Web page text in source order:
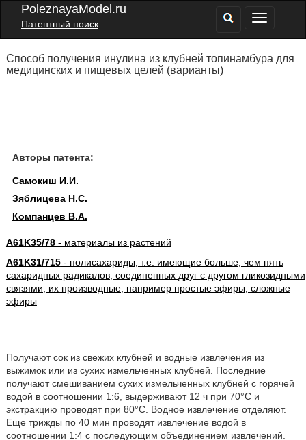
PoleznayaModel.ru
Патентный поиск
Способ получения инулина из клубней топинамбура для
медицинских и пищевых целей (варианты)
Авторы патента:
Самокиш И.И.
Зяблицева Н.С.
Компанцев В.А.
A61K35/78- материалы из растений
A61K31/715- полисахариды, т.е. имеющие больше, чем пять
сахаридных радикалов, соединенных друг с другом гликозидными
связями; их производные, например простые эфиры, сложные
эфиры
Получают сок из свежих клубней и водные извлечения из
выжимок или из сухих измельченных клубней. Последние
получают смешиванием сухих измельченных клубней с горячей
водой в соотношении 1:6, выдерживают 12 ч при 70°С и
экстракцию проводят при 80°С. Водное извлечение отделяют.
Еще трижды по 40 мин проводят извлечение водой в
соотношении 1:4 с последующим объединением извлечений.